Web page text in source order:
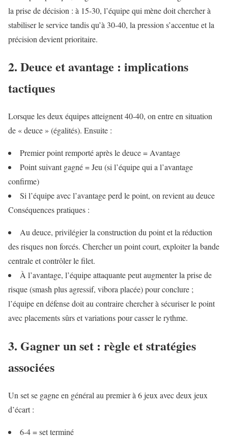
la prise de décision : à 15-30, l’équipe qui mène doit chercher à
stabiliser le service tandis qu’à 30-40, la pression s’accentue et la
précision devient prioritaire.
2. Deuce et avantage : implications
tactiques
Lorsque les deux équipes atteignent 40-40, on entre en situation
de « deuce » (égalités). Ensuite :
Premier point remporté après le deuce = Avantage
Point suivant gagné = Jeu (si l’équipe qui a l’avantage
confirme)
Si l’équipe avec l’avantage perd le point, on revient au deuce
Conséquences pratiques :
Au deuce, privilégier la construction du point et la réduction
des risques non forcés. Chercher un point court, exploiter la bande
centrale et contrôler le filet.
À l’avantage, l’équipe attaquante peut augmenter la prise de
risque (smash plus agressif, vibora placée) pour conclure ;
l’équipe en défense doit au contraire chercher à sécuriser le point
avec placements sûrs et variations pour casser le rythme.
3. Gagner un set : règle et stratégies
associées
Un set se gagne en général au premier à 6 jeux avec deux jeux
d’écart :
6-4 = set terminé